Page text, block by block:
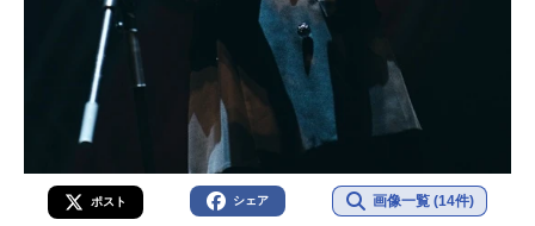
ポスト シェア 画像一覧 (14件)